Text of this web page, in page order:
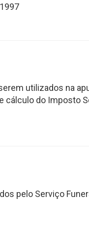
utilizados na
do Imposto
pelo Serviço